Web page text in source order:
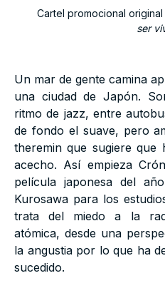
Cartel promocional
ser
Un mar de gente camina
una ciudad de Japón.
ritmo de jazz, entre
de fondo el suave, pero
theremin que sugiere
acecho. Así empieza
película japonesa del
Kurosawa para los
trata del miedo a la
atómica, desde una
la angustia por lo que ha
sucedido.